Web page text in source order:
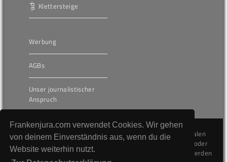
Frankenjura.com verwendet Cookies. Wir gehen
von deinem Einverständnis aus, wenn du die
Website weiterhin nutzt.
Klettersteige
Werbung
AGBs
Unser journalistischer
Anspruch
Die hier veröffentlichten Inhalte unterliegen dem internationalen
Urheberrecht (Copyright) und dürfen nicht kopiert, verändert oder
unverändert wiederveröffentlicht werden. Gegen Verstöße werden